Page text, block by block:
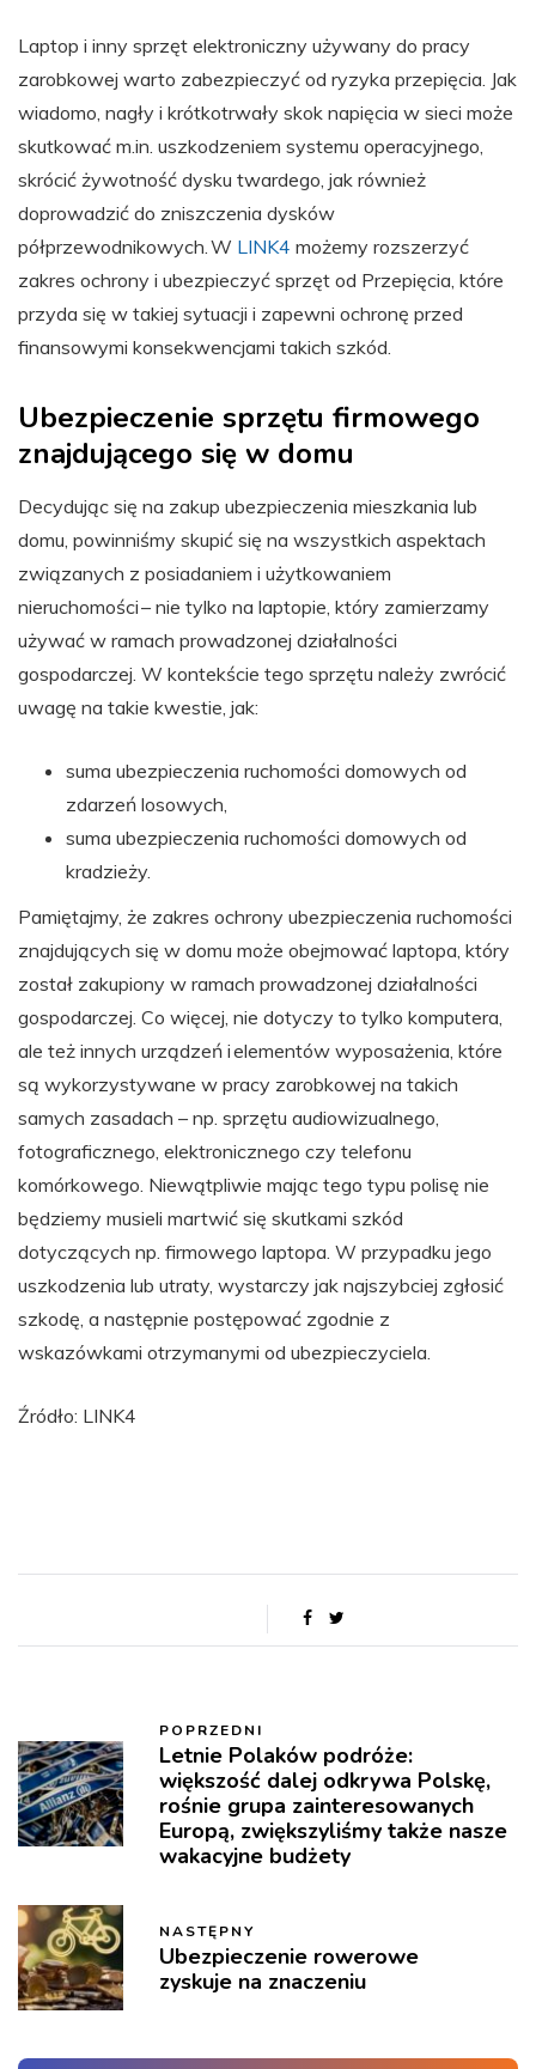
Laptop i inny sprzęt elektroniczny używany do pracy
zarobkowej warto zabezpieczyć od ryzyka przepięcia. Jak
wiadomo, nagły i krótkotrwały skok napięcia w sieci może
skutkować m.in. uszkodzeniem systemu operacyjnego,
skrócić żywotność dysku twardego, jak również
doprowadzić do zniszczenia dysków
półprzewodnikowych. W LINK4 możemy rozszerzyć
zakres ochrony i ubezpieczyć sprzęt od Przepięcia, które
przyda się w takiej sytuacji i zapewni ochronę przed
finansowymi konsekwencjami takich szkód.
Ubezpieczenie sprzętu firmowego
znajdującego się w domu
Decydując się na zakup ubezpieczenia mieszkania lub
domu, powinniśmy skupić się na wszystkich aspektach
związanych z posiadaniem i użytkowaniem
nieruchomości – nie tylko na laptopie, który zamierzamy
używać w ramach prowadzonej działalności
gospodarczej. W kontekście tego sprzętu należy zwrócić
uwagę na takie kwestie, jak:
suma ubezpieczenia ruchomości domowych od
zdarzeń losowych,
suma ubezpieczenia ruchomości domowych od
kradzieży.
Pamiętajmy, że zakres ochrony ubezpieczenia ruchomości
znajdujących się w domu może obejmować laptopa, który
został zakupiony w ramach prowadzonej działalności
gospodarczej. Co więcej, nie dotyczy to tylko komputera,
ale też innych urządzeń i elementów wyposażenia, które
są wykorzystywane w pracy zarobkowej na takich
samych zasadach – np. sprzętu audiowizualnego,
fotograficznego, elektronicznego czy telefonu
komórkowego. Niewątpliwie mając tego typu polisę nie
będziemy musieli martwić się skutkami szkód
dotyczących np. firmowego laptopa. W przypadku jego
uszkodzenia lub utraty, wystarczy jak najszybciej zgłosić
szkodę, a następnie postępować zgodnie z
wskazówkami otrzymanymi od ubezpieczyciela.
Źródło: LINK4
POPRZEDNI
Letnie Polaków podróże:
większość dalej odkrywa Polskę,
rośnie grupa zainteresowanych
Europą, zwiększyliśmy także nasze
wakacyjne budżety
NASTĘPNY
Ubezpieczenie rowerowe
zyskuje na znaczeniu